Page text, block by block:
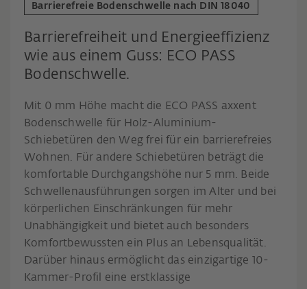
Barrierefreie Bodenschwelle nach DIN 18040
Barrierefreiheit und Energieeffizienz
wie aus einem Guss: ECO PASS
Bodenschwelle.
Mit 0 mm Höhe macht die ECO PASS axxent
Bodenschwelle für Holz-Aluminium-
Schiebetüren den Weg frei für ein barrierefreies
Wohnen. Für andere Schiebetüren beträgt die
komfortable Durchgangshöhe nur 5 mm. Beide
Schwellenausführungen sorgen im Alter und bei
körperlichen Einschränkungen für mehr
Unabhängigkeit und bietet auch besonders
Komfortbewussten ein Plus an Lebensqualität.
Darüber hinaus ermöglicht das einzigartige 10-
Kammer-Profil eine erstklassige